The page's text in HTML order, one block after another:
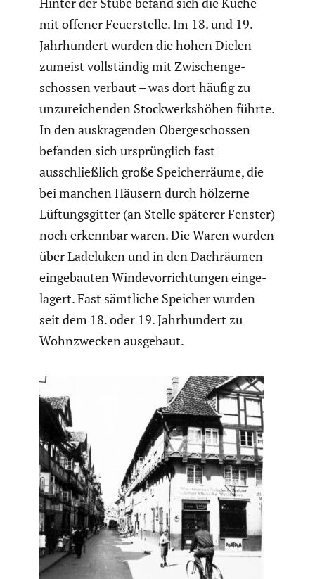
mit offener Feuer­stelle. Im 18. und 19.
Jahrhun­dert wurden die hohen Dielen
zumeist vollständig mit Zwischen­ge­
schossen verbaut – was dort häufig zu
unzurei­chenden Stock­werks­höhen führte.
In den auskra­genden Oberge­schossen
befanden sich ursprüng­lich fast
ausschließ­lich große Speicher­räume, die
bei manchen Häusern durch hölzerne
Lüftungs­gitter (an Stelle späterer Fenster)
noch erkennbar waren. Die Waren wurden
über Ladeluken und in den Dachräumen
einge­bauten Winde­vor­rich­tungen einge­
la­gert. Fast sämtliche Speicher wurden
seit dem 18. oder 19. Jahrhun­dert zu
Wohnzwe­cken ausgebaut.